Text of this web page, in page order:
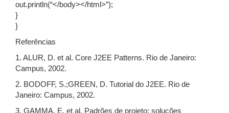
out.println(“</body></html>”);
}
}
Referências
1. ALUR, D. et al. Core J2EE Patterns. Rio de Janeiro:
Campus, 2002.
2. BODOFF, S.;GREEN, D. Tutorial do J2EE. Rio de
Janeiro: Campus, 2002.
3. GAMMA, E. et al. Padrões de projeto: soluções